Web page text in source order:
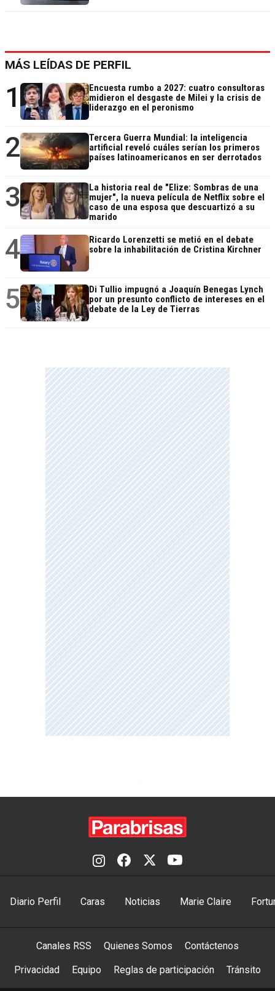
MÁS LEÍDAS DE PERFIL
1
Encuesta rumbo a 2027: cuatro consultoras
midieron el desgaste de Milei y la crisis de
liderazgo en el peronismo
2
Tercera Guerra Mundial: la inteligencia
artificial reveló cuáles serían los primeros
países latinoamericanos en ser derrotados
3
La historia real de "Elize: Sombras de una
mujer", la nueva película de Netflix sobre el
caso de una esposa que descuartizó a su
marido
4
Ricardo Lorenzetti se metió en el debate
sobre la inhabilitación de Cristina Kirchner
5
Di Tullio impugnó a Joaquín Benegas Lynch
por un presunto conflicto de intereses en el
debate de la Ley de Tierras
Diario Perfil Caras Noticias Marie Claire
Canales RSS Quienes Somos Contáctenos
Privacidad Equipo Reglas de participación Tránsito